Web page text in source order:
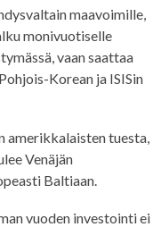
maavoimille,
monivuotiselle
vaan saattaa
Korean ja ISISin
amerikkalaisten tuesta,
Venäjän
Baltiaan.
vuoden investointi ei